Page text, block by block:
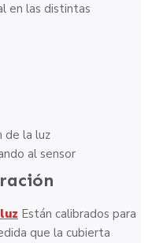
en las distintas
de la luz
al sensor
Están calibrados para
que la cubierta